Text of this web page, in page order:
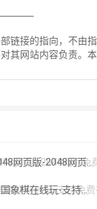
链接的指向，不
其网站内容负责。
版-2048网页免费版，在4X4的棋盘上，遇到相同的数字就会合并。
在线玩-支持免费在线对战/人机对战,并且内含360关残棋闯关象棋